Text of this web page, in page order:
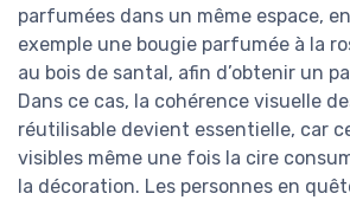
parfumées dans un même espace,
exemple une bougie parfumée à la
au bois de santal, afin d’obtenir un
Dans ce cas, la cohérence visuelle
réutilisable devient essentielle, car
visibles même une fois la cire
la décoration. Les personnes en